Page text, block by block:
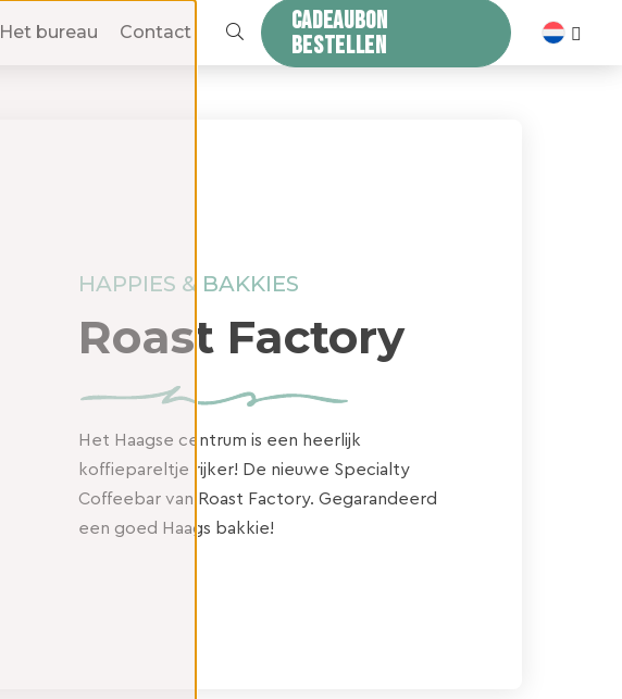
Het bureau Contact
CADEAUBON
BESTELLEN
ZOEKEN
HAPPIES & BAKKIES
Roast Factory
Het Haagse centrum is een heerlijk
koffiepareltje rijker! De nieuwe Specialty
Coffeebar van Roast Factory. Gegarandeerd
een goed Haags bakkie!